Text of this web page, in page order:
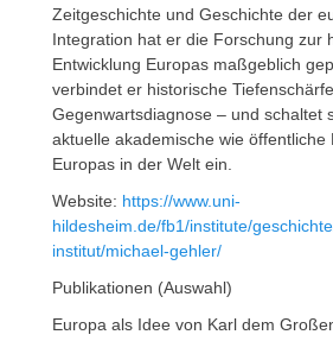
Zeitgeschichte und Geschichte der
Integration hat er die Forschung zur
Entwicklung Europas maßgeblich
verbindet er historische
Gegenwartsdiagnose – und schaltet
aktuelle akademische wie öffentliche
Europas in der Welt ein.
Website: https://www.uni-
hildesheim.de/fb1/institute/
institut/michael-gehler/
Publikationen (Auswahl)
Europa als Idee von Karl dem